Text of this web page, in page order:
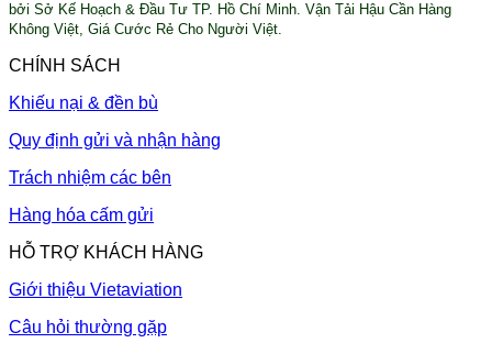
bởi Sở Kế Hoạch & Đầu Tư TP. Hồ Chí Minh. Vận Tải Hậu Cần Hàng
Không Việt, Giá Cước Rẻ Cho Người Việt.
CHÍNH SÁCH
Khiếu nại & đền bù
Quy định gửi và nhận hàng
Trách nhiệm các bên
Hàng hóa cấm gửi
HỖ TRỢ KHÁCH HÀNG
Giới thiệu Vietaviation
Câu hỏi thường gặp